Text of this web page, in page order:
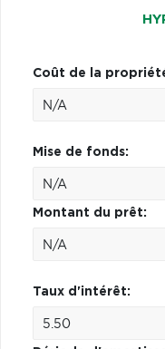
Coût de la
Mise de fonds:
Montant du prêt:
Taux d'intérêt: